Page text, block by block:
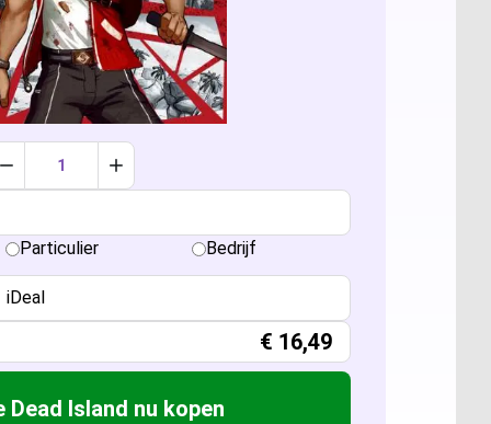
2024
2024
2021 Professional
2019 Professional
2016 Professional
Alle licenties
2025
2022
2019
2026
Server 2022
Server 2019
Server 2016
Verlaag aantal met 1Verhoog aantal met 1
Particulier Bedrijf
iDeal
€ 16,49
Dead Island nu kopen